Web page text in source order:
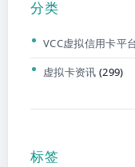
分类
VCC虚拟信用卡平
虚拟卡资讯 (299)
标签